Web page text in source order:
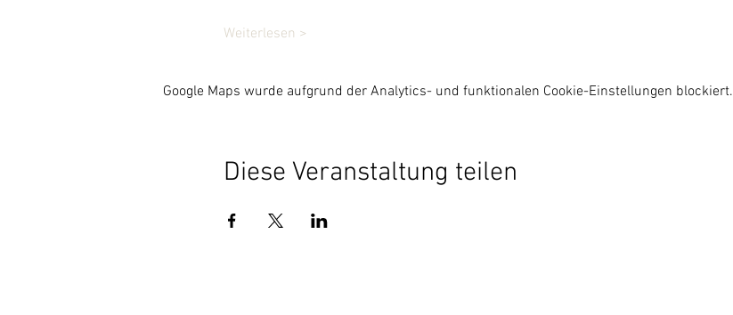
Weiterlesen >
Google Maps wurde aufgrund der Analytics- und funktionalen Cookie-Einstellungen blockiert.
Diese Veranstaltung teilen